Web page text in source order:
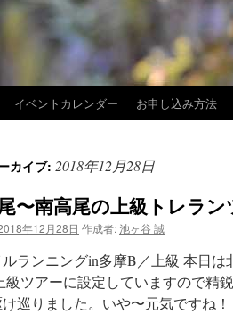
イベントカレンダー お申し込み方法
カイブ: 2018年12月28日
〜南高尾の上級トレラン
年12月28日 作成者:池ヶ谷 誠
ルランニングin多摩B／上級 本日
級ツアーに設定していますので精
巡りました。いや〜元気ですね